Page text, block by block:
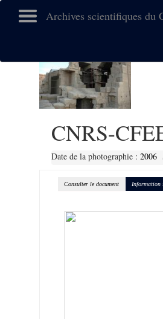
Archives scientifiques du
CNRS-
Date de la photographie : 2006
Consulter le document Information